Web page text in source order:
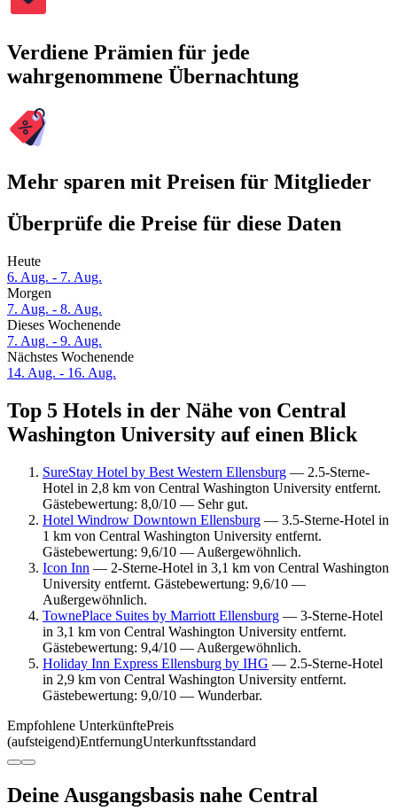
Verdiene Prämien für jede
wahrgenommene Übernachtung
Mehr sparen mit Preisen für Mitglieder
Überprüfe die Preise für diese Daten
Heute
6. Aug. - 7. Aug.
Morgen
7. Aug. - 8. Aug.
Dieses Wochenende
7. Aug. - 9. Aug.
Nächstes Wochenende
14. Aug. - 16. Aug.
Top 5 Hotels in der Nähe von Central
Washington University auf einen Blick
SureStay Hotel by Best Western Ellensburg — 2.5-Sterne-
Hotel in 2,8 km von Central Washington University entfernt.
Gästebewertung: 8,0/10 — Sehr gut.
Hotel Windrow Downtown Ellensburg — 3.5-Sterne-Hotel in
1 km von Central Washington University entfernt.
Gästebewertung: 9,6/10 — Außergewöhnlich.
Icon Inn — 2-Sterne-Hotel in 3,1 km von Central Washington
University entfernt. Gästebewertung: 9,6/10 —
Außergewöhnlich.
TownePlace Suites by Marriott Ellensburg — 3-Sterne-Hotel
in 3,1 km von Central Washington University entfernt.
Gästebewertung: 9,4/10 — Außergewöhnlich.
Holiday Inn Express Ellensburg by IHG — 2.5-Sterne-Hotel
in 2,9 km von Central Washington University entfernt.
Gästebewertung: 9,0/10 — Wunderbar.
Empfohlene UnterkünftePreis
(aufsteigend)EntfernungUnterkunftsstandard
Deine Ausgangsbasis nahe Central